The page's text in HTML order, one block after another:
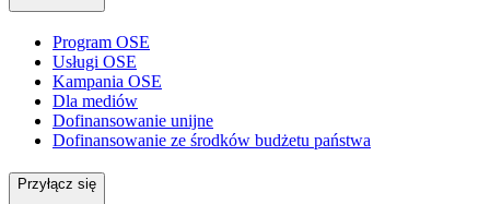
Program OSE
Usługi OSE
Kampania OSE
Dla mediów
Dofinansowanie unijne
Dofinansowanie ze środków budżetu państwa
Przyłącz się